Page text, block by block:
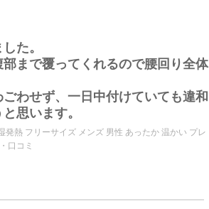
た。
まで覆ってくれるので腰回り全体
わせず、一日中付けていても違和
思います。
発熱 フリーサイズ メンズ 男性 あったか 温かい プレ
口コミ